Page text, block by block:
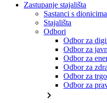
Zastupanje stajališta
Sastanci s dionicima
Stajališta
Odbori
Odbor za
Odbor za
Odbor za
Odbor za
Odbor za
Odbor za
chevron_right